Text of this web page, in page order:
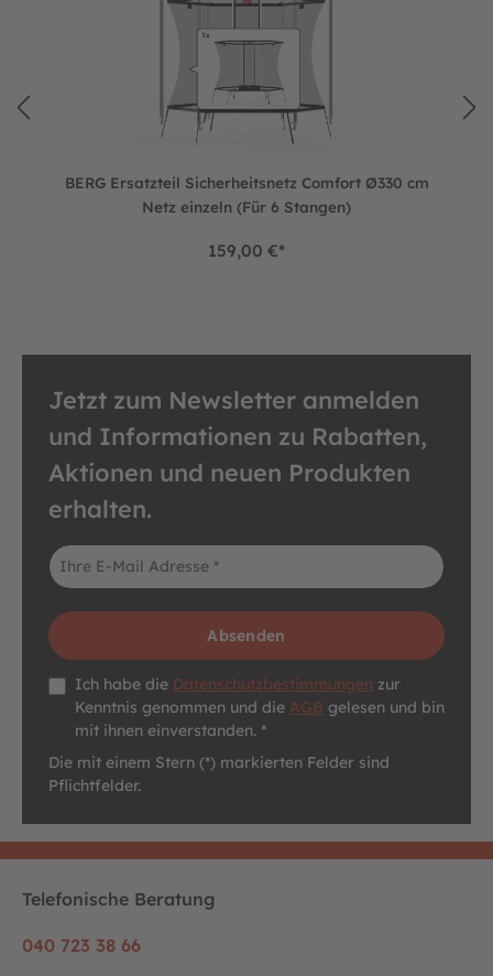
BERG Ersatzteil Sicherheitsnetz Comfort Ø330 cm
Netz einzeln (Für 6 Stangen)
159,00 €*
Jetzt zum Newsletter anmelden
und Informationen zu Rabatten,
Aktionen und neuen Produkten
erhalten.
E-Mail-Adresse*
Absenden
Datenschutz *
Ich habe die Datenschutzbestimmungen zur
Kenntnis genommen und die AGB gelesen und bin
mit ihnen einverstanden. *
Die mit einem Stern (*) markierten Felder sind
Pflichtfelder.
Telefonische Beratung
040 723 38 66